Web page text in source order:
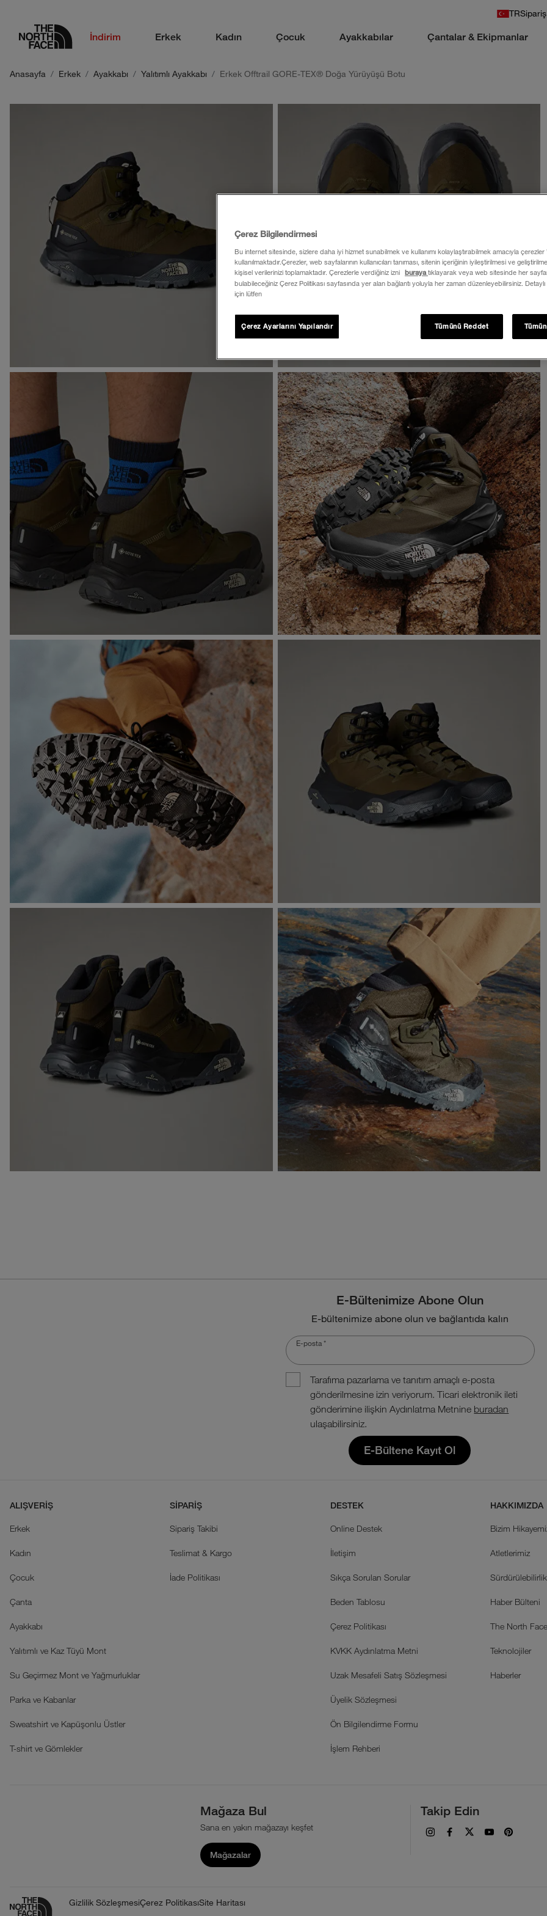
TR
logoİndirim Erkek Kadın Çocuk Ayakkabılar Çantalar & Ekipmanlar
Anasayfa Erkek Ayakkabı Yalıtımlı Ayakkabı Erkek Offtrail GORE-TEX® Doğa Yürüyüşü Botu
E-Bültenimize Abone Olun
E-bültenimize abone olun ve bağlantıda kalın
E-posta *
Tarafıma pazarlama ve tanıtım amaçlı e-posta
gönderilmesine izin veriyorum. Ticari elektronik ileti
gönderimine ilişkin Aydınlatma Metnine buradan
ulaşabilirsiniz.
E-Bültene Kayıt Ol
ALIŞVERİŞ
Erkek
Kadın
Çocuk
Çanta
Ayakkabı
Yalıtımlı ve Kaz Tüyü Mont
Su Geçirmez Mont ve Yağmurluklar
Parka ve Kabanlar
Sweatshirt ve Kapüşonlu Üstler
T-shirt ve Gömlekler
SİPARİŞ
Sipariş Takibi
Teslimat & Kargo
İade Politikası
DESTEK
Online Destek
İletişim
Sıkça Sorulan Sorular
Beden Tablosu
Çerez Politikası
KVKK Aydınlatma Metni
Uzak Mesafeli Satış Sözleşmesi
Üyelik Sözleşmesi
Ön Bilgilendirme Formu
İşlem Rehberi
HAKKIMIZDA
Bizim
Atletlerimiz
Sürdürülebilirlik
Haber Bülteni
The North
Teknolojiler
Haberler
Mağaza Bul
Sana en yakın mağazayı keşfet
Mağazalar
Takip Edin
Gizlilik SözleşmesiÇerez PolitikasıSite Haritası
Çerez Bilgilendirmesi
Bu internet sitesinde, sizlere daha iyi hizmet sunabilmek ve kullanımı kolaylaştırabilmek amacıyla çerezler
kullanılmaktadır.Çerezler, web sayfalarının kullanıcıları tanıması, sitenin içeriğinin iyileştirilmesi ve
kişisel verilerinizi toplamaktadır. Çerezlerle verdiğiniz izni
burayatıklayarak veya web sitesinde her
bulabileceğiniz Çerez Politikası sayfasında yer alan bağlantı yoluyla her zaman düzenleyebilirsiniz.
için lütfen
Tümünü Reddet
Çerez Ayarlarını Yapılandır